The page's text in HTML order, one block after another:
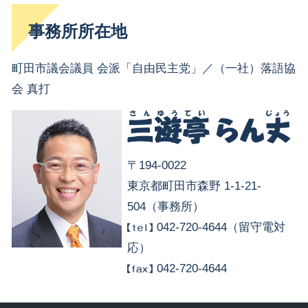
事務所所在地
町田市議会議員 会派「自由民主党」／（一社）落語協
会 真打
〒194-0022
東京都町田市森野 1-1-21-
504（事務所）
042-720-4644（留守電対
応）
042-720-4644